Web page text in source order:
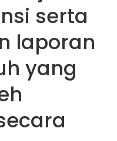
serta
laporan
yang